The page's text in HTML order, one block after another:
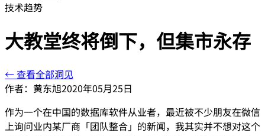
技术趋势
大教堂终将倒下，但集市永存
← 查看全部洞见
作者： 黄东旭2020年05月25日
作为一个在中国的数据库软件从业者，最近被不少朋友在微信
上询问业内某厂商「团队整合」的新闻，我其实并不想对这个